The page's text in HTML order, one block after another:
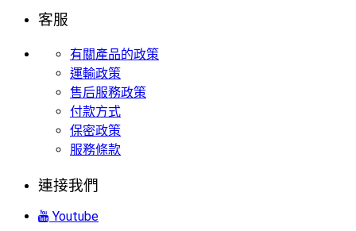
客服
有關產品的政策
運輸政策
售后服務政策
付款方式
保密政策
服務條款
連接我們
Youtube